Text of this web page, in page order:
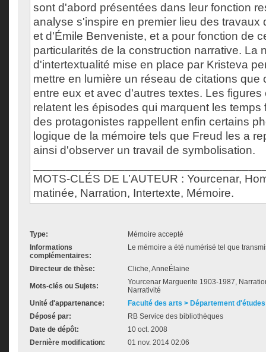
sont d'abord présentées dans leur fonction
analyse s'inspire en premier lieu des travaux
et d'Émile Benveniste, et a pour fonction de
particularités de la construction narrative. La
d'intertextualité mise en place par Kristeva
mettre en lumière un réseau de citations que
entre eux et avec d'autres textes. Les figures
relatent les épisodes qui marquent les temps
des protagonistes rappellent enfin certains
logique de la mémoire tels que Freud les a
ainsi d'observer un travail de symbolisation.
MOTS-CLÉS DE L’AUTEUR : Yourcenar,
matinée, Narration, Intertexte, Mémoire.
Type:
Mémoire accepté
Informations
complémentaires:
Le mémoire a été numérisé tel que
Directeur de thèse: Cliche, AnneÉlaine
Mots-clés ou Sujets:
Yourcenar Marguerite 1903-1987,
Narrativité
Unité d'appartenance:
Faculté des arts > Département
Déposé par:
RB Service des bibliothèques
Date de dépôt:
10 oct. 2008
Dernière modification:
01 nov. 2014 02:06